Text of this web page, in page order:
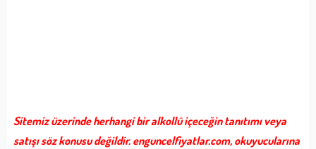
Sitemiz üzerinde herhangi bir alkollü içeceğin tanıtımı veya
satışı söz konusu değildir. enguncelfiyatlar.com, okuyucularına